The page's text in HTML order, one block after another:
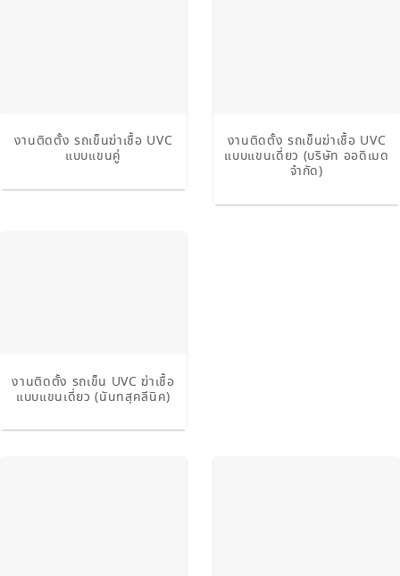
งานติดตั้ง รถเข็นฆ่าเชื้อ UVC
แบบแขนคู่
งานติดตั้ง รถเข็นฆ่าเชื้อ UVC
แบบแขนเดี่ยว (บริษัท ออดิเมด
จำกัด)
งานติดตั้ง รถเข็น UVC ฆ่าเชื้อ
แบบแขนเดี่ยว (นันทสุคลีนิค)